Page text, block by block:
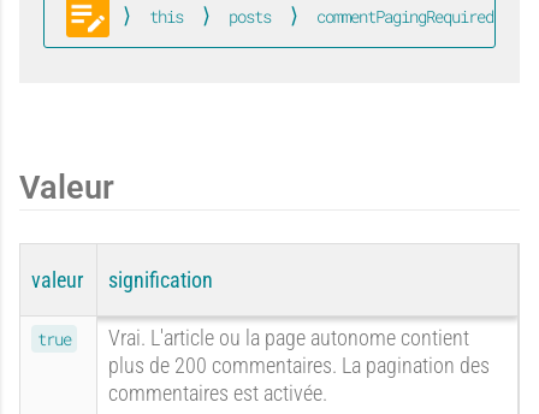
u
u
u
Blog
this posts commentPagingRequired
Valeur
valeur signification
true
Vrai. L'article ou la page autonome contient
plus de 200 commentaires. La pagination des
commentaires est activée.